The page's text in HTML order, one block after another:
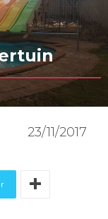
23/11/2017